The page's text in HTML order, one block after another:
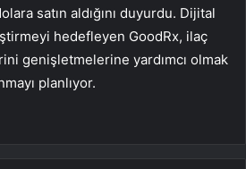
satın aldığını duyurdu. Dijital
hedefleyen GoodRx, ilaç
genişletmelerine yardımcı olmak
planlıyor.